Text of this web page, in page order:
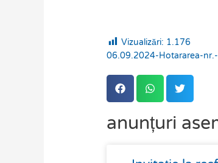
Vizualizări: 1.176
06.09.2024-Hotararea-
anunțuri